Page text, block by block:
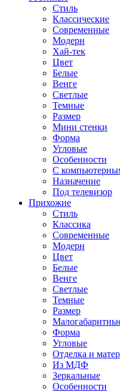
Стиль
Классические
Современные
Модерн
Хай-тек
Цвет
Белые
Венге
Светлые
Темные
Размер
Мини стенки
Форма
Угловые
Особенности
С
Назначение
Под телевизор
Прихожие
Стиль
Классика
Современные
Модерн
Цвет
Белые
Венге
Светлые
Темные
Размер
Форма
Угловые
Отделка и
Из МДФ
Зеркальные
Особенности